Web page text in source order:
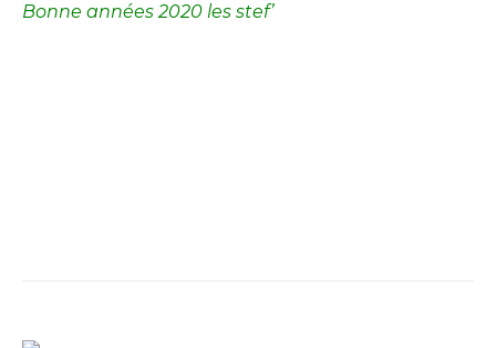
Bonne années 2020 les stef’